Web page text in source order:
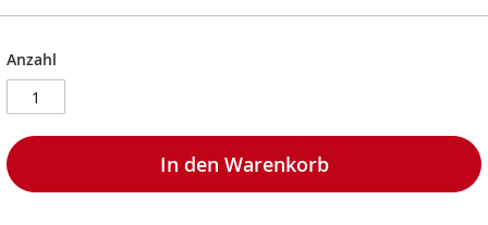
Anzahl
In den Warenkorb